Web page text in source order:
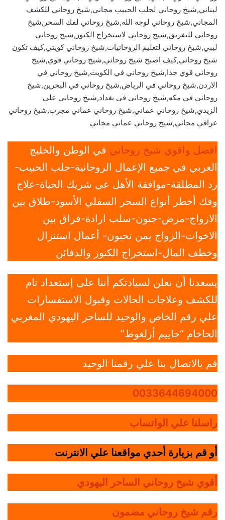
لبناني,شيخ روحاني لجلب الحبيب مجاني,شيخ روحاني للكشف
المجاني,شيخ روحاني لوجه الله,شيخ روحاني لفك السحر,شيخ
روحاني للتفريق,شيخ روحاني لاستخراج الكنوز,شيخ روحاني
ليبي,شيخ روحاني لتعليم الروحانيات,شيخ روحاني كويتي,كيف تكون
شيخ روحاني,كيف اصبح شيخ روحاني,شيخ روحاني قوي,شيخ
روحاني قوي جدا,شيخ روحاني في الكويت,شيخ روحاني في
الاردن,شيخ روحاني في الرياض,شيخ روحاني في البحرين,شيخ
روحاني في مكه,شيخ روحاني في بغداد,شيخ روحاني علي
الزيدي,شيخ روحاني عماني,شيخ روحاني عماني مجرب,شيخ روحاني
عراقي مجاني,شيخ روحاني عماني مجاني
افضل واقوي شيخ روحاني في الوطن والخليج
العربي في جميع الإعمال الروحانية-جلب الحبيب-
رد المطلقة-موافقة الأهل عي شريك الحياة-علاج
وفك أخطر أنواع السحر السفلي الأسود-طلاق بين
الازواج-مرض-جنون-سلب ارادة-فراق بين
الاخوات-الزواج بمن تحبون- أعمال استنزال
وخطف المال-استخراج الكنوز والدفائن
يسعدنا أن نعلن لسيادتكم أننا على إستعداد تام
للكشف وعلاجات الحالات وقبول الاستفسارات
علي رقم الخاص والوحيد للساحر اليهودي المغربي
الحاخام “حاييم أزلغوط”
قم بالاتصال بنا علي رقمنا الوحيد
0033644694000
راسلنا علي الواتساب
أو قم بزيارة أحدي مواقعنا علي الانترنت
أقوي شيخ روحاني الساحر اليهودي
رقم شيخ روحاني مضمون